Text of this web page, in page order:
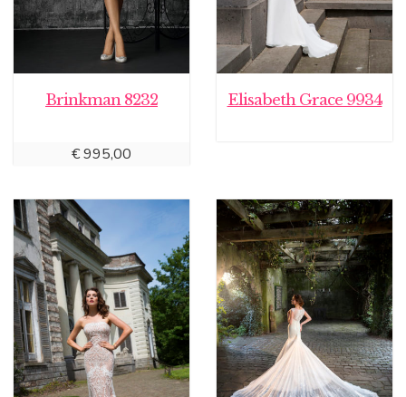
Brinkman 8232
€995,00
Elisabeth Grace 9934